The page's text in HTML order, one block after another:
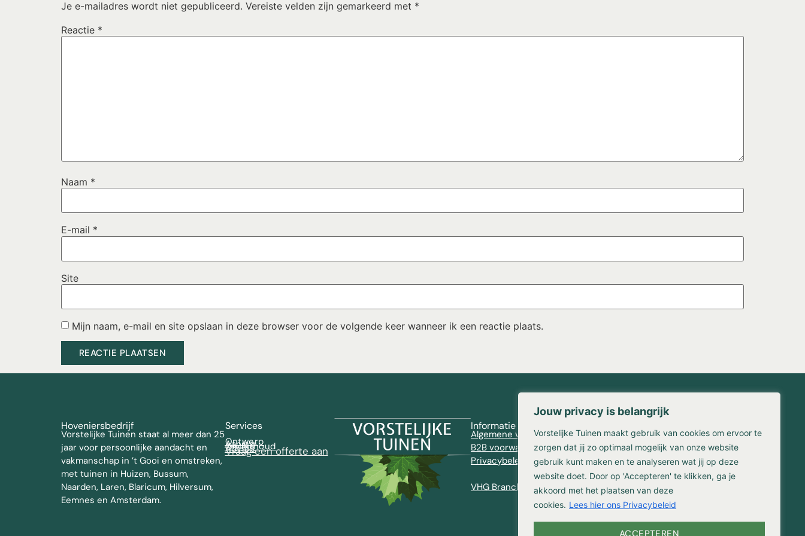
Jouw privacy is belangrijk
Vorstelijke Tuinen maakt gebruik van cookies om ervoor te
zorgen dat jij zo optimaal mogelijk van onze website
gebruik kunt maken en te analyseren wat jij op deze
website doet. Door op 'Accepteren' te klikken, ga je
akkoord met het plaatsen van deze
cookies. Lees hier ons Privacybeleid
ACCEPTEREN
Je e-mailadres wordt niet gepubliceerd. Vereiste velden zijn gemarkeerd met *
Reactie *
Naam *
E-mail *
Site
Mijn naam, e-mail en site opslaan in deze browser voor de volgende keer wanneer ik een reactie plaats.
Hoveniersbedrijf
Vorstelijke Tuinen staat al meer dan 25
jaar voor persoonlijke aandacht en
vakmanschap in ’t Gooi en omstreken,
met tuinen in Huizen, Bussum,
Naarden, Laren, Blaricum, Hilversum,
Eemnes en Amsterdam.
Services
Ontwerp
Aanleg
Onderhoud
Advies
Vraag een offerte aan
Informatie
Algemene voorwaarden
B2B voorwaarden
Privacybeleid
VHG Branchevereniging
Franse Kampweg 36-38
1406 NW Bussum
(035) 524 3309
info@vorstelijketuinen.nl